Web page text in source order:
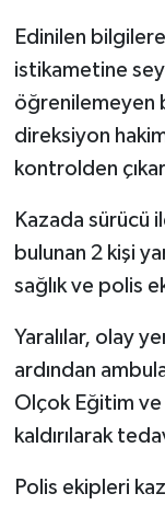
Edinilen
istikametine
öğrenilemeyen
direksiyon
kontrolden
Kazada sürücü
bulunan 2 kişi
sağlık ve polis
Yaralılar, olay
ardından
Olçok Eğitim ve
kaldırılarak
Polis ekipleri